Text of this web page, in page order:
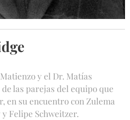
y el Dr. Matías
las parejas del equipo que
en su encuentro con Zulema
Felipe Schweitzer.